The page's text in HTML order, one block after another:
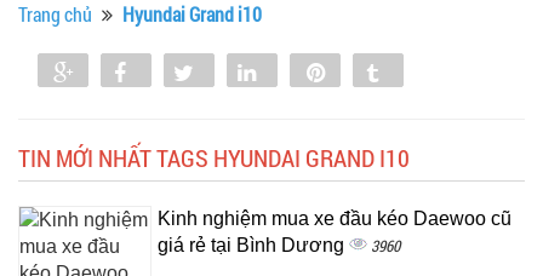
Trang chủ Hyundai Grand i10
Share Share Tweet Share
TIN MỚI NHẤT TAGS HYUNDAI GRAND I10
Kinh nghiệm mua xe đầu kéo Daewoo cũ
giá rẻ tại Bình Dương
3960